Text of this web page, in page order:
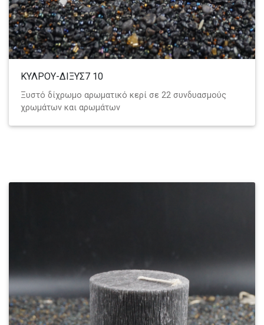
ΚΥΛΡΟΥ-ΔΙΞΥΣ7 10
Ξυστό δίχρωμο αρωματικό κερί σε 22 συνδυασμούς
χρωμάτων και αρωμάτων